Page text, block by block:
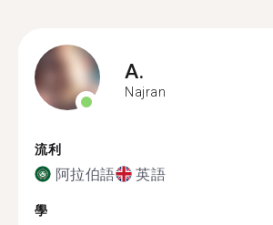
A.
Najran
流利
阿拉伯語 英語
學